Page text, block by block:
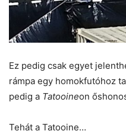
Ez pedig csak egyet
rámpa egy homokfutóhoz
pedig a Tatooineon
Tehát a Tatooine…